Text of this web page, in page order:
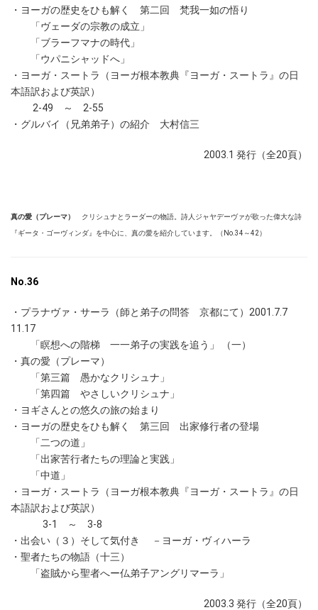
・ヨーガの歴史をひも解く 第二回 梵我一如の悟り
「ヴェーダの宗教の成立」
「ブラーフマナの時代」
「ウパニシャッドへ」
・ヨーガ・スートラ（ヨーガ根本教典『ヨーガ・スートラ』の日
本語訳および英訳）
2-49 ～ 2-55
・グルバイ（兄弟弟子）の紹介 大村信三
2003.1 発行（全20頁）
真の愛（プレーマ） クリシュナとラーダーの物語。詩人ジャヤデーヴァが歌った偉大な詩
『ギータ・ゴーヴィンダ』を中心に、真の愛を紹介しています。（No.34～42）
No.36
・プラナヴァ・サーラ（師と弟子の問答 京都にて）2001.7.7
11.17
「瞑想への階梯 一一弟子の実践を追う」 （一）
・真の愛（プレーマ）
「第三篇 愚かなクリシュナ」
「第四篇 やさしいクリシュナ」
・ヨギさんとの悠久の旅の始まり
・ヨーガの歴史をひも解く 第三回 出家修行者の登場
「二つの道」
「出家苦行者たちの理論と実践」
「中道」
・ヨーガ・スートラ（ヨーガ根本教典『ヨーガ・スートラ』の日
本語訳および英訳）
3-1 ～ 3-8
・出会い（３）そして気付き －ヨーガ・ヴィハーラ
・聖者たちの物語（十三）
「盗賊から聖者へー仏弟子アングリマーラ」
2003.3 発行（全20頁）